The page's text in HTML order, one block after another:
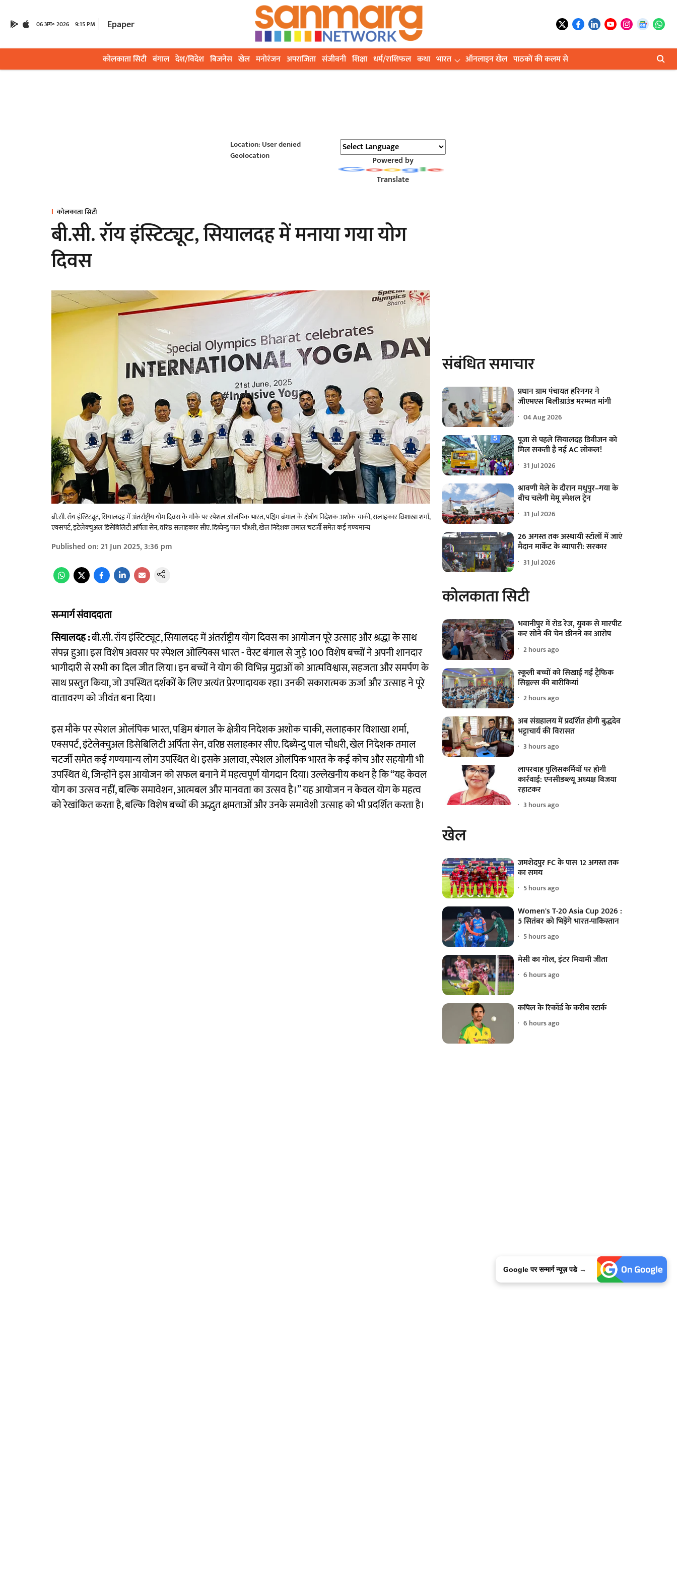
06 अग॰ 2026 9:15 PM Epaper
कोलकाता सिटी बंगाल देश/विदेश बिजनेस खेल मनोरंजन अपराजिता संजीवनी शिक्षा धर्म/राशिफल कथा भारत ऑनलाइन खेल पाठकों की कलम से
Location: User denied
Geolocation
Powered by
Translate
कोलकाता सिटी
बी.सी. रॉय इंस्टिट्यूट, सियालदह में मनाया गया योग
दिवस
बी.सी. रॉय इंस्टिट्यूट, सियालदह में अंतर्राष्ट्रीय योग दिवस के मौके पर स्पेशल ओलंपिक भारत, पश्चिम बंगाल के क्षेत्रीय निदेशक अशोक चाकी, सलाहकार विशाखा शर्मा,
एक्सपर्ट, इंटेलेक्चुअल डिसेबिलिटी अर्पिता सेन, वरिष्ठ सलाहकार सीए. दिब्येन्दु पाल चौधरी, खेल निदेशक तमाल चटर्जी समेत कई गण्यमान्य
Published on:21 Jun 2025, 3:36 pm
सन्मार्ग संवाददाता
सियालदह :बी.सी. रॉय इंस्टिट्यूट, सियालदह में अंतर्राष्ट्रीय योग दिवस का आयोजन पूरे उत्साह और श्रद्धा के साथ
संपन्न हुआ। इस विशेष अवसर पर स्पेशल ओल्पिक्स भारत - वेस्ट बंगाल से जुड़े 100 विशेष बच्चों ने अपनी शानदार
भागीदारी से सभी का दिल जीत लिया। इन बच्चों ने योग की विभिन्न मुद्राओं को आत्मविश्वास, सहजता और समर्पण के
साथ प्रस्तुत किया, जो उपस्थित दर्शकों के लिए अत्यंत प्रेरणादायक रहा। उनकी सकारात्मक ऊर्जा और उत्साह ने पूरे
वातावरण को जीवंत बना दिया।
इस मौके पर स्पेशल ओलंपिक भारत, पश्चिम बंगाल के क्षेत्रीय निदेशक अशोक चाकी, सलाहकार विशाखा शर्मा,
एक्सपर्ट, इंटेलेक्चुअल डिसेबिलिटी अर्पिता सेन, वरिष्ठ सलाहकार सीए. दिब्येन्दु पाल चौधरी, खेल निदेशक तमाल
चटर्जी समेत कई गण्यमान्य लोग उपस्थित थे। इसके अलावा, स्पेशल ओलंपिक भारत के कई कोच और सहयोगी भी
उपस्थित थे, जिन्होंने इस आयोजन को सफल बनाने में महत्वपूर्ण योगदान दिया। उल्लेखनीय कथन है कि “यह केवल
योग का उत्सव नहीं, बल्कि समावेशन, आत्मबल और मानवता का उत्सव है।” यह आयोजन न केवल योग के महत्व
को रेखांकित करता है, बल्कि विशेष बच्चों की अद्भुत क्षमताओं और उनके समावेशी उत्साह को भी प्रदर्शित करता है।
संबंधित समाचार
प्रधान ग्राम पंचायत हरिनगर ने
जीएमएस बिलीग्राउंड मरम्मत मांगी
04 Aug 2026
पूजा से पहले सियालदह डिवीजन को
मिल सकती है नई AC लोकल!
31 Jul 2026
श्रावणी मेले के दौरान मधुपुर–गया के
बीच चलेगी मेमू स्पेशल ट्रेन
31 Jul 2026
26 अगस्त तक अस्थायी स्टॉलों में जाएं
मैदान मार्केट के व्यापारी: सरकार
31 Jul 2026
कोलकाता सिटी
भवानीपुर में रोड रेज, युवक से मारपीट
कर सोने की चेन छीनने का आरोप
2 hours ago
स्कूली बच्चों को सिखाई गईं ट्रैफिक
सिग्नल्स की बारीकियां
2 hours ago
अब संग्रहालय में प्रदर्शित होगी बुद्धदेव
भट्टाचार्य की विरासत
3 hours ago
लापरवाह पुलिसकर्मियों पर होगी
कार्रवाई: एनसीडब्ल्यू अध्यक्ष विजया
रहाटकर
3 hours ago
खेल
जमशेदपुर FC के पास 12 अगस्त तक
का समय
5 hours ago
Women's T-20 Asia Cup 2026 :
5 सितंबर को भिड़ेंगे भारत-पाकिस्तान
5 hours ago
मेसी का गोल, इंटर मियामी जीता
6 hours ago
कपिल के रिकॉर्ड के करीब स्टार्क
6 hours ago
Google पर सन्मार्ग न्यूज़ पडे →